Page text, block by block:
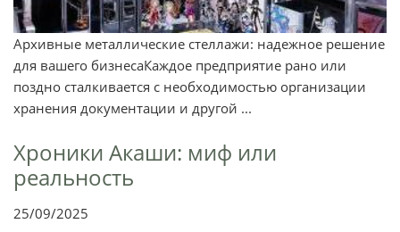
Архивные металлические стеллажи: надежное решение
для вашего бизнесаКаждое предприятие рано или
поздно сталкивается с необходимостью организации
хранения документации и другой ...
Хроники Акаши: миф или
реальность
25/09/2025